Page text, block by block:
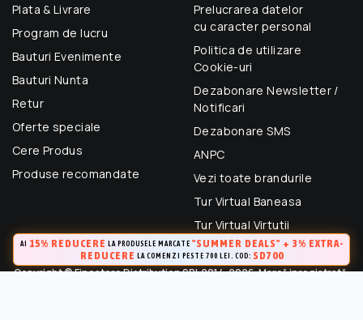
Plata & Livrare
Program de lucru
Bauturi Evenimente
Bauturi Nunta
Retur
Oferte speciale
Cere Produs
Produse recomandate
Prelucrarea datelor
cu caracter personal
Politica de utilizare
Cookie-uri
Dezabonare Newsletter /
Notificari
Dezabonare SMS
ANPC
Vezi toate brandurile
Tur Virtual Baneasa
Tur Virtual Virtutii
Copyright © Finestore Distribution SRL 2014-2026. Marcă inregistrată.
AI 15% REDUCERE LA PRODUSELE MARCATE "SUMMER DEALS" + 3% EXTRA-
REDUCERE LA COMENZI PESTE 700 LEI. COD: SD700